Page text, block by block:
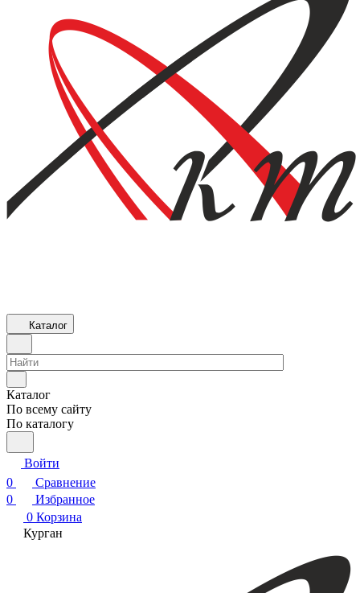
Каталог
Каталог
По всему сайту
По каталогу
Войти
0
Сравнение
0
Избранное
0 Корзина
Курган